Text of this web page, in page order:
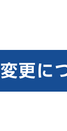
更に